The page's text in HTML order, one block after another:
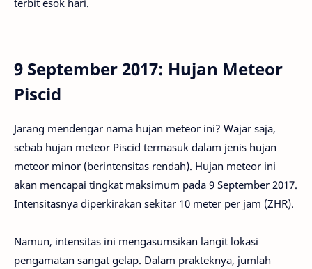
terbit esok hari.
9 September 2017: Hujan Meteor
Piscid
Jarang mendengar nama hujan meteor ini? Wajar saja,
sebab hujan meteor Piscid termasuk dalam jenis hujan
meteor minor (berintensitas rendah). Hujan meteor ini
akan mencapai tingkat maksimum pada 9 September 2017.
Intensitasnya diperkirakan sekitar 10 meter per jam (ZHR).
Namun, intensitas ini mengasumsikan langit lokasi
pengamatan sangat gelap. Dalam prakteknya, jumlah